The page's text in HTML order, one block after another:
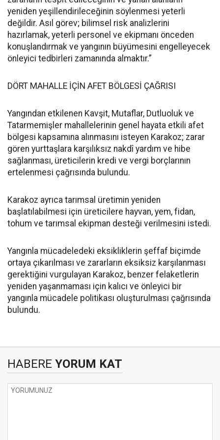
yeniden yeşillendirileceğinin söylenmesi yeterli
değildir. Asıl görev; bilimsel risk analizlerini
hazırlamak, yeterli personel ve ekipmanı önceden
konuşlandırmak ve yangının büyümesini engelleyecek
önleyici tedbirleri zamanında almaktır.”
DÖRT MAHALLE İÇİN AFET BÖLGESİ ÇAĞRISI
Yangından etkilenen Kavşit, Mutaflar, Dutluoluk ve
Tatarmemişler mahallelerinin genel hayata etkili afet
bölgesi kapsamına alınmasını isteyen Karakoz; zarar
gören yurttaşlara karşılıksız nakdî yardım ve hibe
sağlanması, üreticilerin kredi ve vergi borçlarının
ertelenmesi çağrısında bulundu.
Karakoz ayrıca tarımsal üretimin yeniden
başlatılabilmesi için üreticilere hayvan, yem, fidan,
tohum ve tarımsal ekipman desteği verilmesini istedi.
Yangınla mücadeledeki eksikliklerin şeffaf biçimde
ortaya çıkarılması ve zararların eksiksiz karşılanması
gerektiğini vurgulayan Karakoz, benzer felaketlerin
yeniden yaşanmaması için kalıcı ve önleyici bir
yangınla mücadele politikası oluşturulması çağrısında
bulundu.
HABERE YORUM KAT